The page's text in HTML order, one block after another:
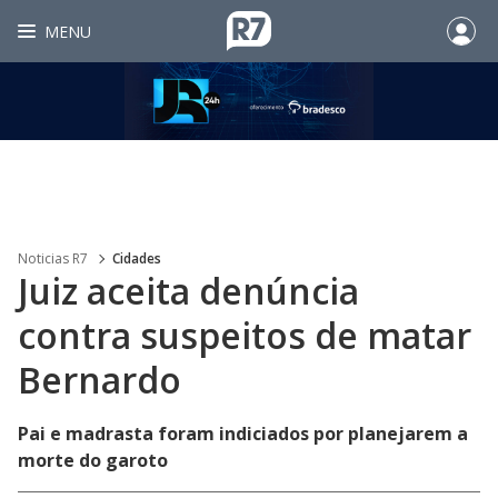
MENU
Noticias R7 Cidades
Juiz aceita denúncia
contra suspeitos de matar
Bernardo
Pai e madrasta foram indiciados por planejarem a
morte do garoto